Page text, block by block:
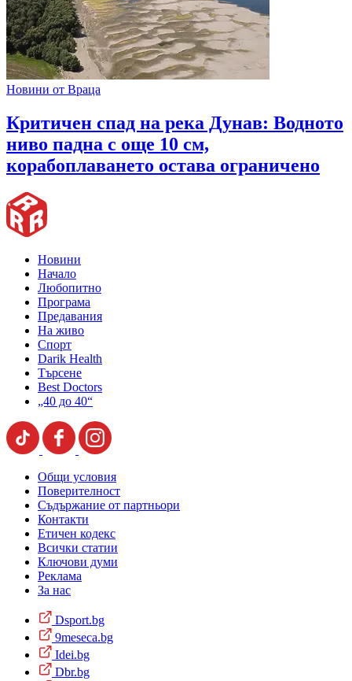
Новини от Враца
Критичен спад на река Дунав: Водното
ниво падна с още 10 см,
корабоплаването остава ограничено
Новини
Начало
Любопитно
Програма
Предавания
На живо
Спорт
Darik Health
Търсене
Best Doctors
„40 до 40“
Общи условия
Поверителност
Съдържание от партньори
Контакти
Етичен кодекс
Всички статии
Ключови думи
Реклама
За нас
Dsport.bg
9meseca.bg
Idei.bg
Dbr.bg